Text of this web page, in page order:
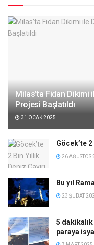
Milas’ta Fidan Dikimi
Projesi Başlatıldı
31 OCAK 2025
Göcek’te
26 AĞUSTOS
Bu yıl
23 ŞUBAT
5
paraya